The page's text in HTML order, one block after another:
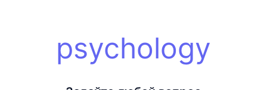
psychology